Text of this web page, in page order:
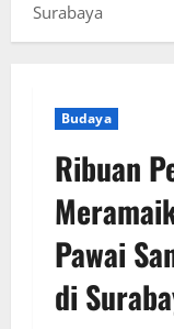
Surabaya
Budaya
Ribuan
Pawai
di